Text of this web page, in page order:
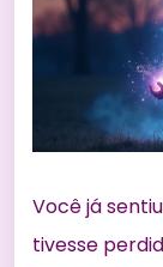
Você já
tivesse